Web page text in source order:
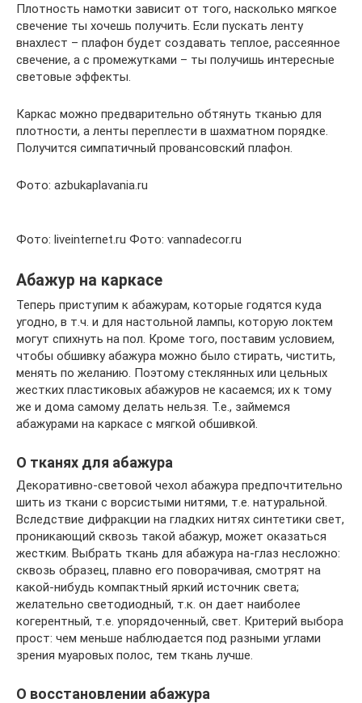
Плотность намотки зависит от того, насколько мягкое
свечение ты хочешь получить. Если пускать ленту
внахлест – плафон будет создавать теплое, рассеянное
свечение, а с промежутками – ты получишь интересные
световые эффекты.
Каркас можно предварительно обтянуть тканью для
плотности, а ленты переплести в шахматном порядке.
Получится симпатичный провансовский плафон.
Фото: azbukaplavania.ru
Фото: liveinternet.ru Фото: vannadecor.ru
Абажур на каркасе
Теперь приступим к абажурам, которые годятся куда
угодно, в т.ч. и для настольной лампы, которую локтем
могут спихнуть на пол. Кроме того, поставим условием,
чтобы обшивку абажура можно было стирать, чистить,
менять по желанию. Поэтому стеклянных или цельных
жестких пластиковых абажуров не касаемся; их к тому
же и дома самому делать нельзя. Т.е., займемся
абажурами на каркасе с мягкой обшивкой.
О тканях для абажура
Декоративно-световой чехол абажура предпочтительно
шить из ткани с ворсистыми нитями, т.е. натуральной.
Вследствие дифракции на гладких нитях синтетики свет,
проникающий сквозь такой абажур, может оказаться
жестким. Выбрать ткань для абажура на-глаз несложно:
сквозь образец, плавно его поворачивая, смотрят на
какой-нибудь компактный яркий источник света;
желательно светодиодный, т.к. он дает наиболее
когерентный, т.е. упорядоченный, свет. Критерий выбора
прост: чем меньше наблюдается под разными углами
зрения муаровых полос, тем ткань лучше.
О восстановлении абажура